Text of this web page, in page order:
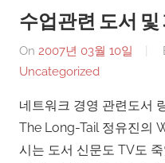
수업관련 도서
On 2007년 03월 10일
Uncategorized
네트워크 경영 관련도서
The Long-Tail 정유진의
시는 도서 신문도 TV도